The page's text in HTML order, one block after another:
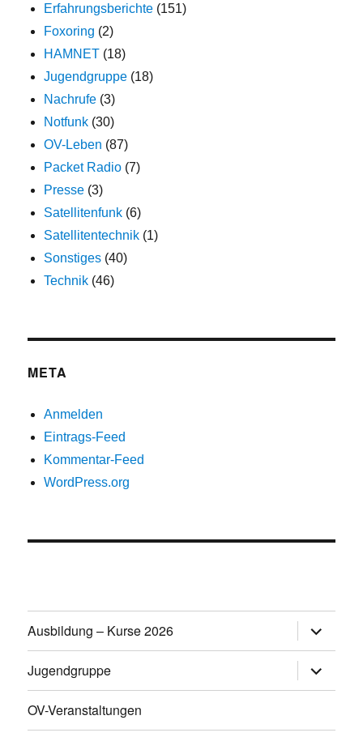
Erfahrungsberichte (151)
Foxoring (2)
HAMNET (18)
Jugendgruppe (18)
Nachrufe (3)
Notfunk (30)
OV-Leben (87)
Packet Radio (7)
Presse (3)
Satellitenfunk (6)
Satellitentechnik (1)
Sonstiges (40)
Technik (46)
META
Anmelden
Eintrags-Feed
Kommentar-Feed
WordPress.org
Ausbildung – Kurse 2026
öffnen
Jugendgruppe
öffnen
OV-Veranstaltungen